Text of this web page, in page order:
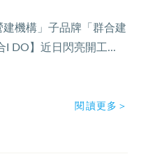
機構」子品牌「群合建
I DO】近日閃亮開工...
閱讀更多＞